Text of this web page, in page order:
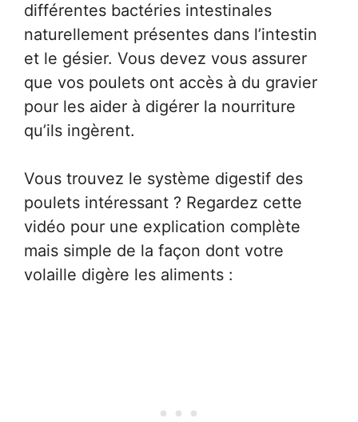
différentes bactéries intestinales
naturellement présentes dans l’intestin
et le gésier. Vous devez vous assurer
que vos poulets ont accès à du gravier
pour les aider à digérer la nourriture
qu’ils ingèrent.
Vous trouvez le système digestif des
poulets intéressant ? Regardez cette
vidéo pour une explication complète
mais simple de la façon dont votre
volaille digère les aliments :